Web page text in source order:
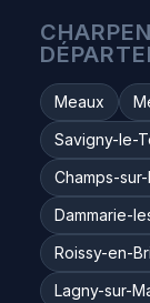
Meaux
Savigny-le-
Champs-
Dammarie-
Roissy-en-
Lagny-sur-